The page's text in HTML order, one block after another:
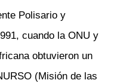
Polisario y
cuando la ONU y
obtuvieron un
(Misión de las